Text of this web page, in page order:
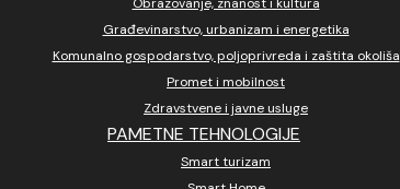
Građevinarstvo, urbanizam i energetika
Komunalno gospodarstvo, poljoprivreda i zaštita okoliša
Promet i mobilnost
Zdravstvene i javne usluge
PAMETNE TEHNOLOGIJE
Smart turizam